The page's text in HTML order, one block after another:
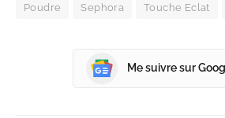
Poudre Sephora Touche Eclat
Me suivre sur